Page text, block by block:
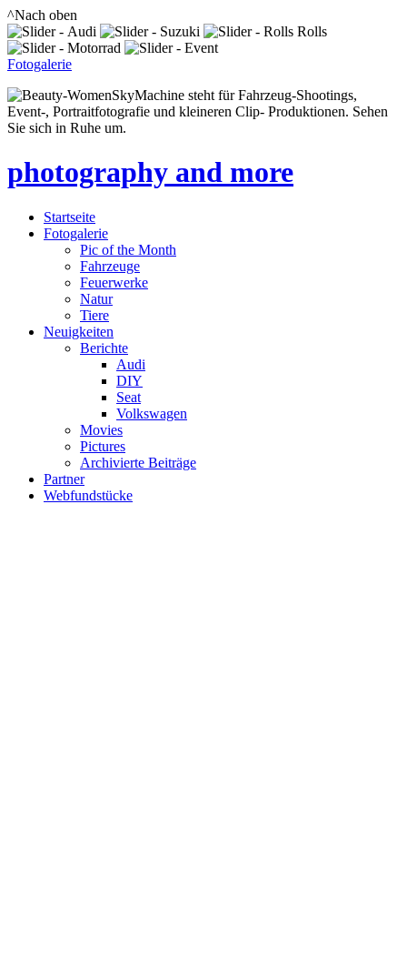
^Nach oben
Fotogalerie
SkyMachine steht für Fahrzeug-Shootings,
Event-, Portraitfotografie und kleineren Clip- Produktionen. Sehen
Sie sich in Ruhe um.
photography and more
Startseite
Fotogalerie
Pic of the Month
Fahrzeuge
Feuerwerke
Natur
Tiere
Neuigkeiten
Berichte
Audi
DIY
Seat
Volkswagen
Movies
Pictures
Archivierte Beiträge
Partner
Webfundstücke